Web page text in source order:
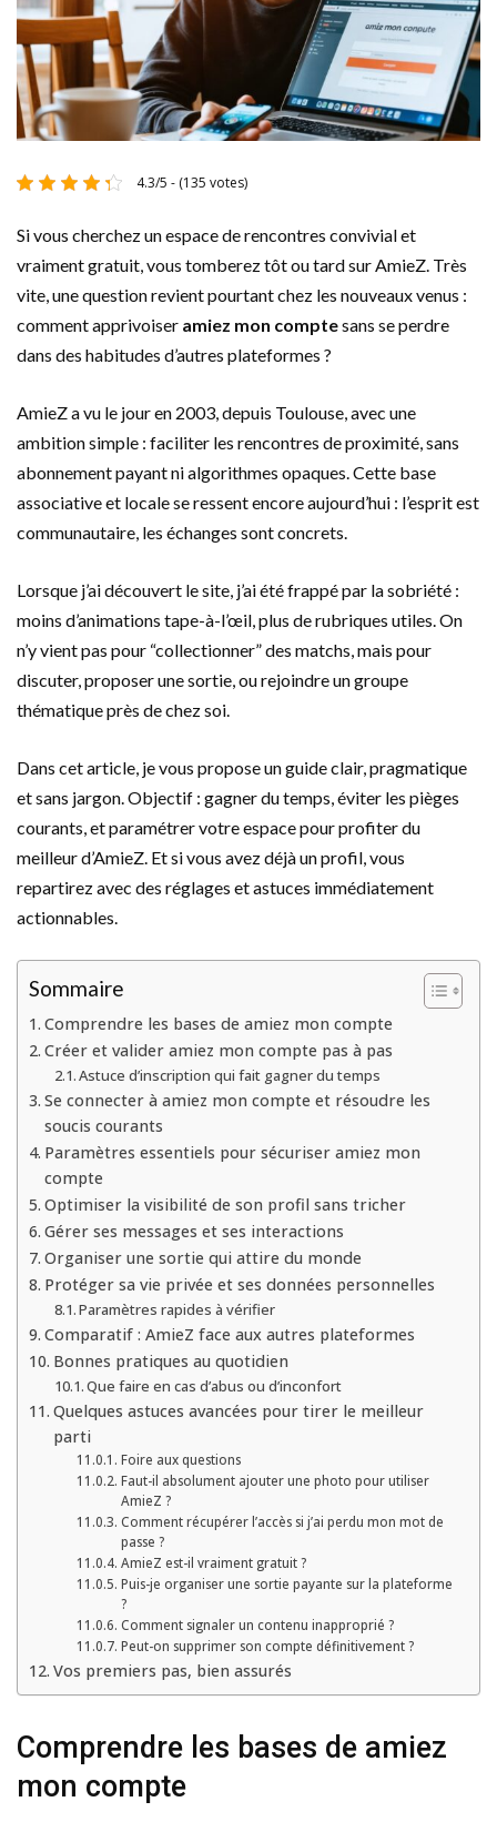
4.3/5 - (135 votes)
Si vous cherchez un espace de rencontres convivial et
vraiment gratuit, vous tomberez tôt ou tard sur AmieZ. Très
vite, une question revient pourtant chez les nouveaux venus :
comment apprivoiser amiez mon comptesans se perdre
dans des habitudes d’autres plateformes ?
AmieZ a vu le jour en 2003, depuis Toulouse, avec une
ambition simple : faciliter les rencontres de proximité, sans
abonnement payant ni algorithmes opaques. Cette base
associative et locale se ressent encore aujourd’hui : l’esprit est
communautaire, les échanges sont concrets.
Lorsque j’ai découvert le site, j’ai été frappé par la sobriété :
moins d’animations tape-à-l’œil, plus de rubriques utiles. On
n’y vient pas pour “collectionner” des matchs, mais pour
discuter, proposer une sortie, ou rejoindre un groupe
thématique près de chez soi.
Dans cet article, je vous propose un guide clair, pragmatique
et sans jargon. Objectif : gagner du temps, éviter les pièges
courants, et paramétrer votre espace pour profiter du
meilleur d’AmieZ. Et si vous avez déjà un profil, vous
repartirez avec des réglages et astuces immédiatement
actionnables.
Sommaire
Comprendre les bases de amiez mon compte
Créer et valider amiez mon compte pas à pas
Astuce d’inscription qui fait gagner du temps
Se connecter à amiez mon compte et résoudre les
soucis courants
Paramètres essentiels pour sécuriser amiez mon
compte
Optimiser la visibilité de son profil sans tricher
Gérer ses messages et ses interactions
Organiser une sortie qui attire du monde
Protéger sa vie privée et ses données personnelles
Paramètres rapides à vérifier
Comparatif : AmieZ face aux autres plateformes
Bonnes pratiques au quotidien
Que faire en cas d’abus ou d’inconfort
Quelques astuces avancées pour tirer le meilleur
parti
Foire aux questions
Faut-il absolument ajouter une photo pour utiliser
AmieZ ?
Comment récupérer l’accès si j’ai perdu mon mot de
passe ?
AmieZ est-il vraiment gratuit ?
Puis-je organiser une sortie payante sur la plateforme
?
Comment signaler un contenu inapproprié ?
Peut-on supprimer son compte définitivement ?
Vos premiers pas, bien assurés
Comprendre les bases de amiez
mon compte